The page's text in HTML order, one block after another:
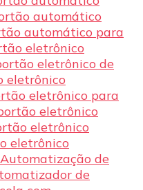
automático
automático para
eletrônico
eletrônico de
eletrônico
eletrônico para
eletrônico
eletrônico
eletrônico
de
de